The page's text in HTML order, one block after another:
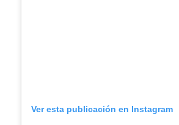
Ver esta publicación en Instagram